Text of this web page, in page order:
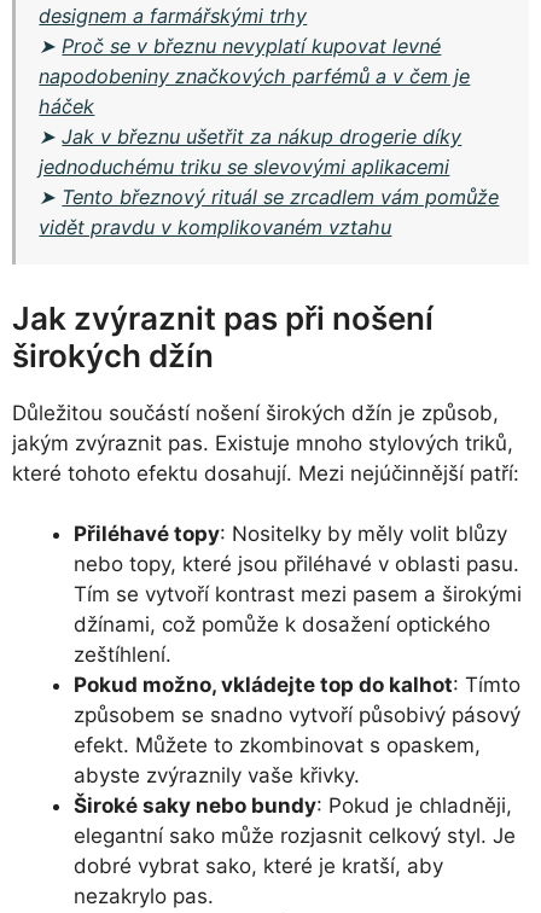
designem a farmářskými trhy
➤Proč se v březnu nevyplatí kupovat levné
napodobeniny značkových parfémů a v čem je
háček
➤Jak v březnu ušetřit za nákup drogerie díky
jednoduchému triku se slevovými aplikacemi
➤ Tento březnový rituál se zrcadlem vám pomůže
vidět pravdu v komplikovaném vztahu
Jak zvýraznit pas při nošení
širokých džín
Důležitou součástí nošení širokých džín je způsob,
jakým zvýraznit pas. Existuje mnoho stylových triků,
které tohoto efektu dosahují. Mezi nejúčinnější patří:
Přiléhavé topy: Nositelky by měly volit blůzy
nebo topy, které jsou přiléhavé v oblasti pasu.
Tím se vytvoří kontrast mezi pasem a širokými
džínami, což pomůže k dosažení optického
zeštíhlení.
Pokud možno, vkládejte top do kalhot: Tímto
způsobem se snadno vytvoří působivý pásový
efekt. Můžete to zkombinovat s opaskem,
abyste zvýraznily vaše křivky.
Široké saky nebo bundy: Pokud je chladněji,
elegantní sako může rozjasnit celkový styl. Je
dobré vybrat sako, které je kratší, aby
nezakrylo pas.